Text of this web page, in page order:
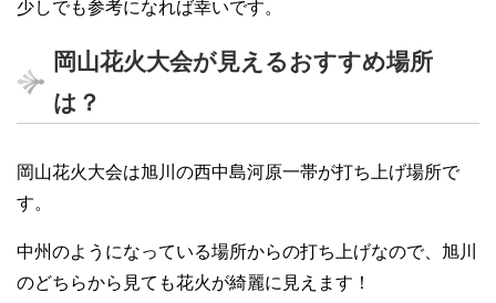
少しでも参考になれば幸いです。
岡山花火大会が見えるおすすめ場所
は？
岡山花火大会は旭川の西中島河原一帯が打ち上げ場所で
す。
中州のようになっている場所からの打ち上げなので、旭川
のどちらから見ても花火が綺麗に見えます！